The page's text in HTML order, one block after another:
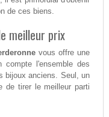
de ces biens.
meilleur prix
vous offre une
compte l'ensemble des
bijoux anciens. Seul, un
de tirer le meilleur parti